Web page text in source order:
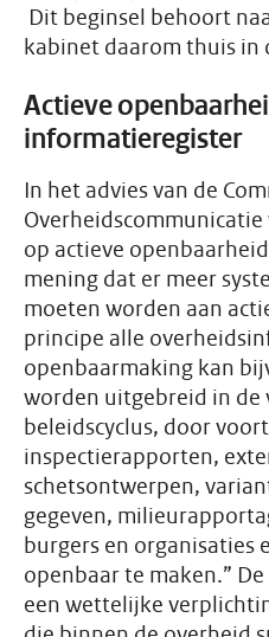
Dit beginsel behoort
kabinet daarom thuis in
Actieve
informatieregister
In het advies van de
op actieve
mening dat er meer
moeten worden aan
principe alle
openbaarmaking kan
worden uitgebreid in de
beleidscyclus, door
inspectierapporten,
schetsontwerpen,
gegeven,
burgers en organisaties
openbaar te maken.”
een wettelijke